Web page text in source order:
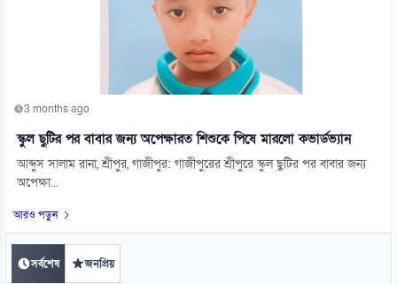
3 months ago
স্কুল ছুটির পর বাবার জন্য অপেক্ষারত শিশুকে পিষে মারলো কভার্ডভ্যান
আব্দুস সালাম রানা, শ্রীপুর, গাজীপুর: গাজীপুরের শ্রীপুরে স্কুল ছুটির পর বাবার জন্য
অপেক্ষা...
আরও পড়ুন
সর্বশেষ জনপ্রিয়